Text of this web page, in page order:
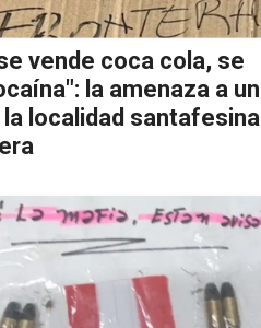
vende coca cola, se
la amenaza a un
localidad santafesina